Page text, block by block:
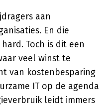
aan
En die
Toch is dit een
veel winst te
van kostenbesparing
IT op de agenda
leidt immers